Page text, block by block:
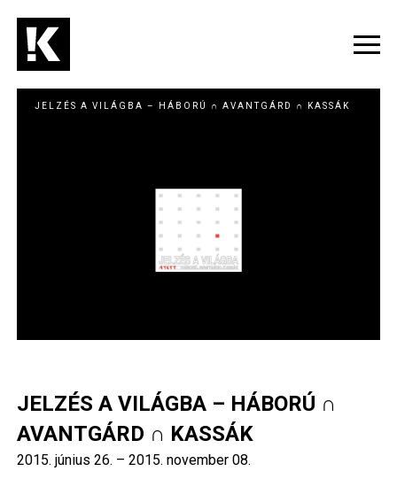
tartalomra
JELZÉS A VILÁGBA – HÁBORÚ ∩ AVANTGÁRD ∩ KASSÁK
JELZÉS A VILÁGBA – HÁBORÚ ∩
AVANTGÁRD ∩ KASSÁK
2015. június 26. – 2015. november 08.